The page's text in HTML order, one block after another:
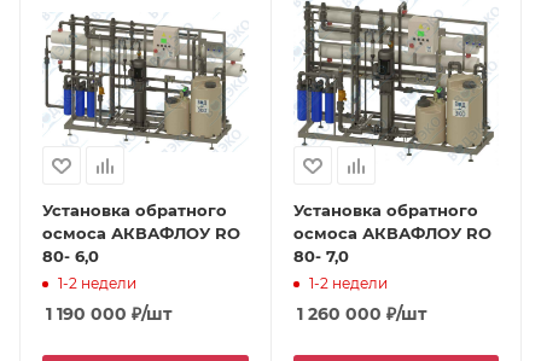
Установка обратного
осмоса АКВАФЛОУ RO
80- 6,0
1-2 недели
1 190 000 ₽/шт
Установка обратного
осмоса АКВАФЛОУ RO
80- 7,0
1-2 недели
1 260 000 ₽/шт